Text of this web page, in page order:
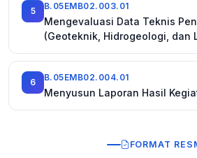
5 B.05EMB02.003.01
Mengevaluasi Data Teknis
(Geoteknik, Hidrogeologi, dan
6 B.05EMB02.004.01
Menyusun Laporan Hasil
FORMAT